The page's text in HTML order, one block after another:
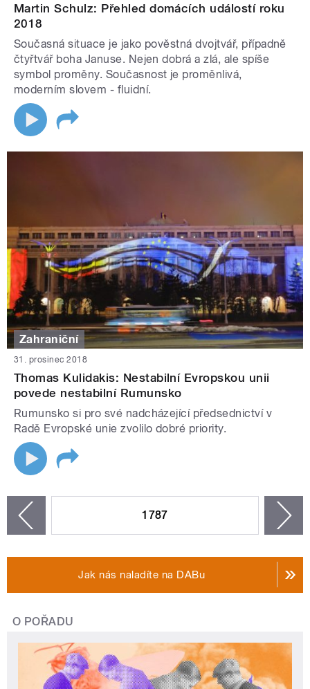
Martin Schulz: Přehled domácích událostí roku
2018
Současná situace je jako pověstná dvojtvář, případně
čtyřtvář boha Januse. Nejen dobrá a zlá, ale spíše
symbol proměny. Současnost je proměnlivá,
moderním slovem - fluidní.
Zahraniční
31. prosinec 2018
Thomas Kulidakis: Nestabilní Evropskou unii
povede nestabilní Rumunsko
Rumunsko si pro své nadcházející předsednictví v
Radě Evropské unie zvolilo dobré priority.
1787
Jak nás naladíte na DABu
O POŘADU